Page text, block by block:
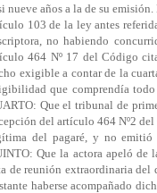
nueve años a la de su
103 de la ley antes
no habiendo
464 Nº 17 del Código
exigible a contar de la
que comprendía
Que el tribunal de
del artículo 464 Nº2
del pagaré, y no emitió
Que la actora apeló de
de reunión extraordinaria del
haberse acompañado